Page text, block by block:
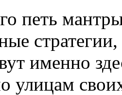
петь
именно
улицам